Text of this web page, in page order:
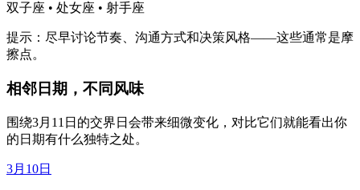
双子座 • 处女座 • 射手座
提示：尽早讨论节奏、沟通方式和决策风格——这些通常是摩
擦点。
相邻日期，不同风味
围绕3月11日的交界日会带来细微变化，对比它们就能看出你
的日期有什么独特之处。
3月10日